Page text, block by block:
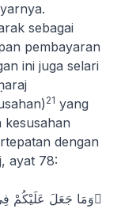
sebagai
pembayaran
ini juga selari
21 yang
kesusahan
dengan
, ayat 78:
﴿وَمَا جَعَلَ